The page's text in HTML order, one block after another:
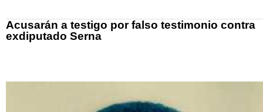
Acusarán a testigo por falso testimonio contra
exdiputado Serna